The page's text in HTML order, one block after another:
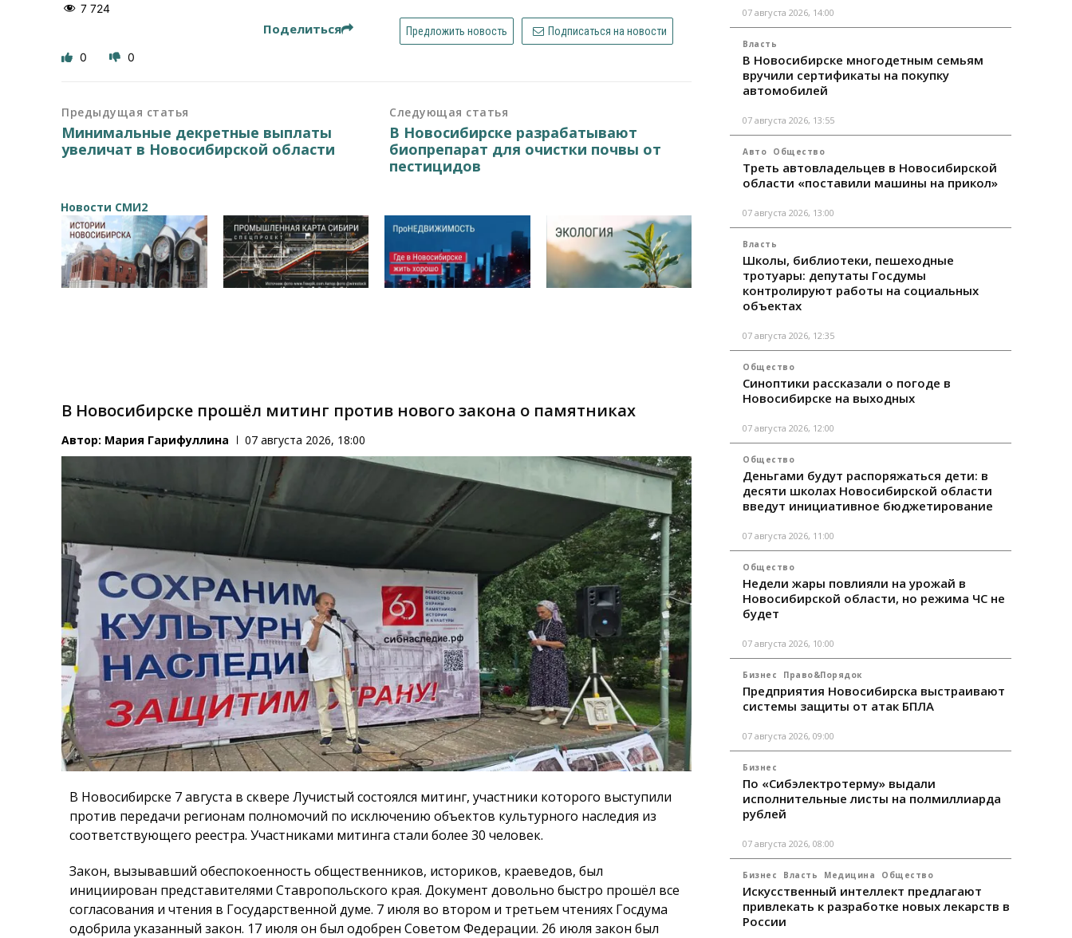
7 724
Поделиться Предложить новость Подписаться на новости
0 0
Предыдущая статья
Минимальные декретные выплаты
увеличат в Новосибирской области
Следующая статья
В Новосибирске разрабатывают
биопрепарат для очистки почвы от
пестицидов
Новости СМИ2
В Новосибирске прошёл митинг против нового закона о памятниках
Автор: Мария Гарифуллина 07 августа 2026, 18:00
В Новосибирске 7 августа в сквере Лучистый состоялся митинг, участники которого выступили
против передачи регионам полномочий по исключению объектов культурного наследия из
соответствующего реестра. Участниками митинга стали более 30 человек.
Закон, вызывавший обеспокоенность общественников, историков, краеведов, был
инициирован представителями Ставропольского края. Документ довольно быстро прошёл все
согласования и чтения в Государственной думе. 7 июля во втором и третьем чтениях Госдума
одобрила указанный закон. 17 июля он был одобрен Советом Федерации. 26 июля закон был
07 августа 2026, 14:00
Власть
В Новосибирске многодетным семьям
вручили сертификаты на покупку
автомобилей
07 августа 2026, 13:55
Авто Общество
Треть автовладельцев в Новосибирской
области «поставили машины на прикол»
07 августа 2026, 13:00
Власть
Школы, библиотеки, пешеходные
тротуары: депутаты Госдумы
контролируют работы на социальных
объектах
07 августа 2026, 12:35
Общество
Синоптики рассказали о погоде в
Новосибирске на выходных
07 августа 2026, 12:00
Общество
Деньгами будут распоряжаться дети: в
десяти школах Новосибирской области
введут инициативное бюджетирование
07 августа 2026, 11:00
Общество
Недели жары повлияли на урожай в
Новосибирской области, но режима ЧС не
будет
07 августа 2026, 10:00
Бизнес Право&Порядок
Предприятия Новосибирска выстраивают
системы защиты от атак БПЛА
07 августа 2026, 09:00
Бизнес
По «Сибэлектротерму» выдали
исполнительные листы на полмиллиарда
рублей
07 августа 2026, 08:00
Бизнес Власть Медицина Общество
Искусственный интеллект предлагают
привлекать к разработке новых лекарств в
России